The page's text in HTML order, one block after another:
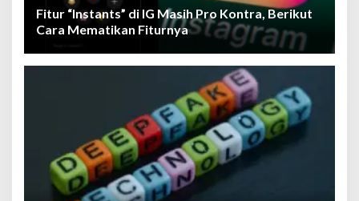
Fitur “Instants” di IG Masih Pro Kontra, Berikut
Cara Mematikan Fiturnya